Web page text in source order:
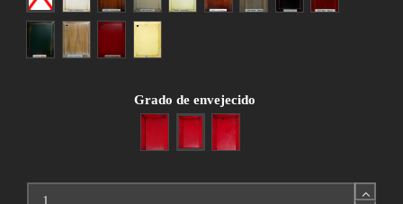
Patina verdeRoble patinado
Grado de envejecido
Poco envejecidoMedio envejecido
Muy envejecido